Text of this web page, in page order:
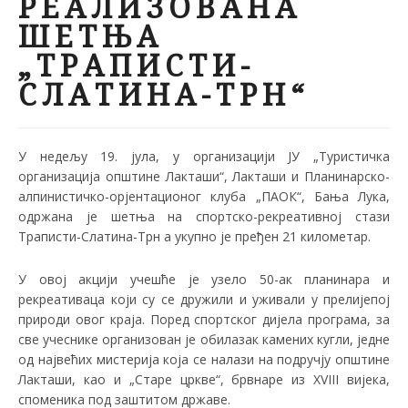
ШЕТЊА
„ТРАПИСТИ-
СЛАТИНА-ТРН“
У недељу 19. јула, у организацији ЈУ „Туристичка
организација општине Лакташи“, Лакташи и Планинарско-
алпинистичко-орјентационог клуба „ПАОК“, Бања Лука,
одржана је шетња на спортско-рекреативној стази
Траписти-Слатина-Трн a укупно је пређен 21 километар.
У овој акцији учешће је узело 50-ак планинара и
рекреативаца који су се дружили и уживали у прелијепој
природи овог краја. Поред спортског дијела програма, за
све учеснике организован је обилазак камених кугли, једне
од највећих мистерија која се налази на подручју општине
Лакташи, као и „Старе цркве“, брвнаре изXVIII вијека,
споменика под заштитом државе.